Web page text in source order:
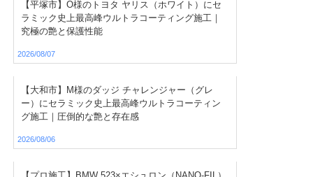
【平塚市】O様のトヨタ ヤリス（ホワイト）にセ
ラミック史上最高峰ウルトラコーティング施工｜
究極の艶と保護性能
2026/08/07
【大和市】M様のダッジ チャレンジャー（グレ
ー）にセラミック史上最高峰ウルトラコーティン
グ施工｜圧倒的な艶と存在感
2026/08/06